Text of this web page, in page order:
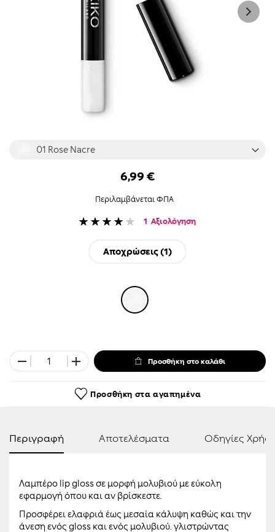
01 Rose Nacre
6,99 €
Περιλαμβάνεται ΦΠΑ
Βαθμολογία:
1 Αξιολόγηση
Αποχρώσεις (1)
Προσθήκη στο καλάθι
Προσθήκη στα αγαπημένα
Περιγραφή Αποτελέσματα Οδηγίες
Λαμπέρο lip gloss σε μορφή μολυβιού με εύκολη
εφαρμογή όπου και αν βρίσκεστε.
Προσφέρει ελαφριά έως μεσαία κάλυψη καθώς και την
άνεση ενός gloss και ενός μολυβιού. γλιστρώντας